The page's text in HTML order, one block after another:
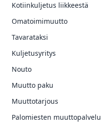
Kotiinkuljetus liikkeestä
Omatoimimuutto
Tavarataksi
Kuljetusyritys
Nouto
Muutto paku
Muuttotarjous
Palomiesten muuttopalvelu